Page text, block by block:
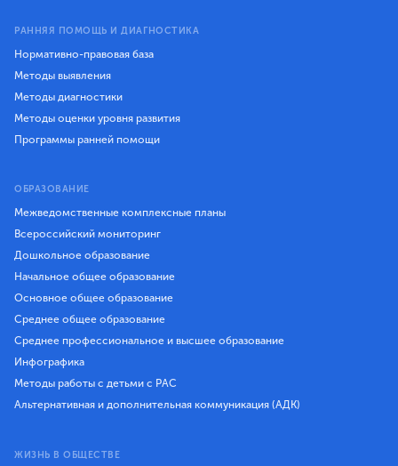
РАННЯЯ ПОМОЩЬ И ДИАГНОСТИКА
Нормативно-правовая база
Методы выявления
Методы диагностики
Методы оценки уровня развития
Программы ранней помощи
ОБРАЗОВАНИЕ
Межведомственные комплексные планы
Всероссийский мониторинг
Дошкольное образование
Начальное общее образование
Основное общее образование
Среднее общее образование
Среднее профессиональное и высшее образование
Инфографика
Методы работы с детьми с РАС
Альтернативная и дополнительная коммуникация (АДК)
ЖИЗНЬ В ОБЩЕСТВЕ